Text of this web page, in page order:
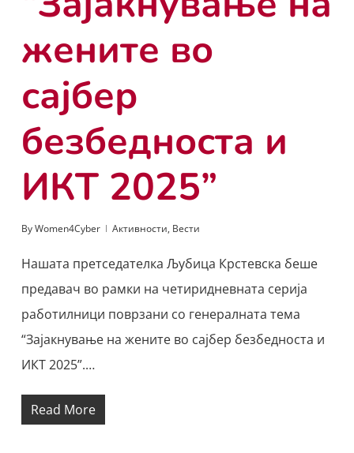
жените во
сајбер
безбедноста и
ИКТ 2025”
ByWomen4Cyber Активности, Вести
Нашата претседателка Љубица Крстевска беше
предавач во рамки на четиридневната серија
работилници поврзани со генералната тема
“Зајакнување на жените во сајбер безбедноста и
ИКТ 2025”.…
Read More